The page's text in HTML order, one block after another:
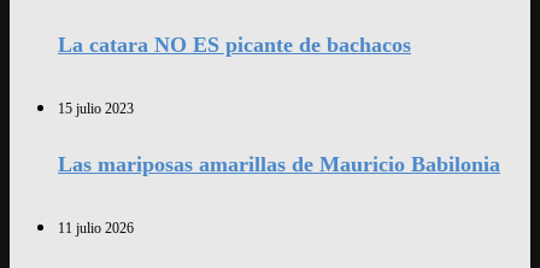
La catara NO ES picante de bachacos
15 julio 2023
Las mariposas amarillas de Mauricio Babilonia
11 julio 2026